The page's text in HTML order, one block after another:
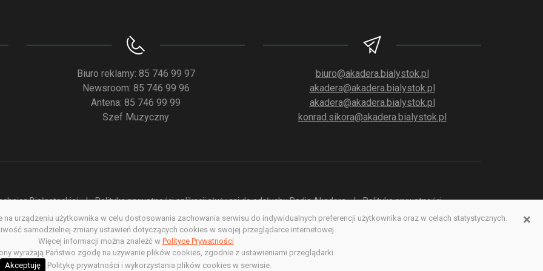
Biuro reklamy: 85 746 99 97
Newsroom: 85 746 99 96
Antena: 85 746 99 99
Szef Muzyczny
biuro@akadera.bialystok.pl
akadera@akadera.bialystok.pl
akadera@akadera.bialystok.pl
konrad.sikora@akadera.bialystok.pl
Białostockiej Polityka prywatności aplikacji służącej do odsłuchu Radia Akadera
Polityka prywatności
dostępności
Redakcja serwisu www Poprzednia wersja serwisu www
Copyright @ 2022. All rights Reserved
×
urządzeniu użytkownika w celu dostosowania zachowania serwisu do indywidualnych preferencji użytkownika oraz w celach statystycznych.
samodzielnej zmiany ustawień dotyczących cookies w swojej przeglądarce internetowej.
Więcej informacji można znaleźć w Polityce Prywatności
wyrażają Państwo zgodę na używanie plików cookies, zgodnie z ustawieniami przeglądarki.
Akceptuję
Politykę prywatności i wykorzystania plików cookies w serwisie.